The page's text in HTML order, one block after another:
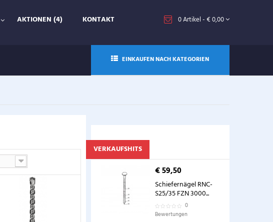
0Artikel- € 0,00
AKTIONEN (4) KONTAKT
EINKAUFEN NACH KATEGORIEN
VERKAUFSHITS
€ 59,50
Schiefernägel RNC-
S25/35 FZN 3000...
0
Bewertungen